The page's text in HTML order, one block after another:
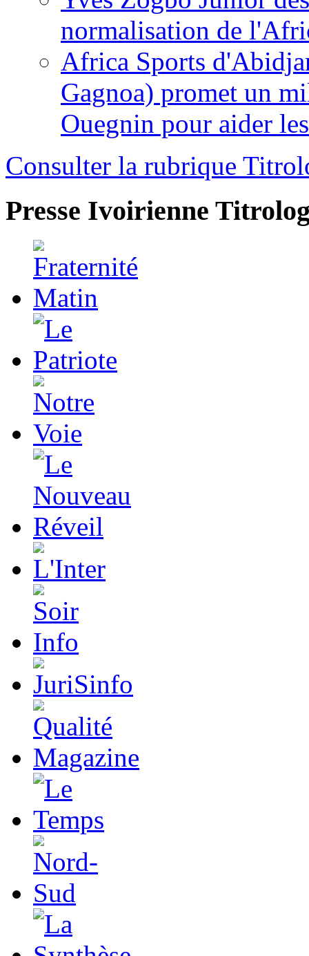
normalisation de
Africa Sports
Gagnoa) promet un
Ouegnin pour aider
Consulter la rubrique
Presse Ivoirienne